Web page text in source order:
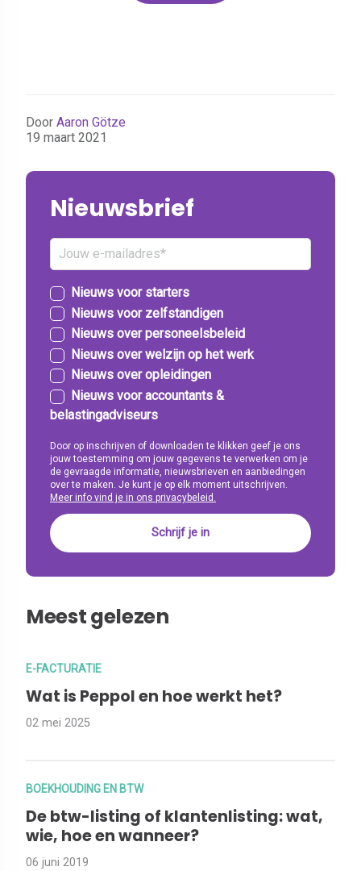
Door Aaron Götze
19 maart 2021
Nieuwsbrief
Nieuws voor starters
Nieuws voor zelfstandigen
Nieuws over personeelsbeleid
Nieuws over welzijn op het werk
Nieuws over opleidingen
Nieuws voor accountants &
belastingadviseurs
Door op inschrijven of downloaden te klikken geef je ons
jouw toestemming om jouw gegevens te verwerken om je
de gevraagde informatie, nieuwsbrieven en aanbiedingen
over te maken. Je kunt je op elk moment uitschrijven.
Meer info vind je in ons privacybeleid.
Meest gelezen
E-FACTURATIE
Wat is Peppol en hoe werkt het?
02 mei 2025
BOEKHOUDING EN BTW
De btw-listing of klantenlisting: wat,
wie, hoe en wanneer?
06 juni 2019